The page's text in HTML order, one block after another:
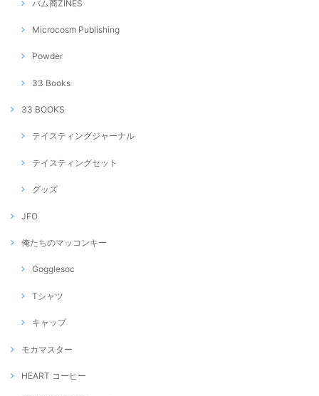
バム商ZINES
Microcosm Publishing
Powder
33 Books
33 BOOKS
テイスティングジャーナル
テイスティングセット
グッズ
JFO
俺たちのマッコンキー
Gogglesoc
Tシャツ
キャップ
モカマスター
HEART コーヒー